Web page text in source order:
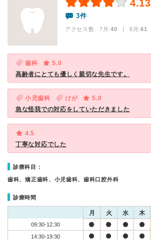
4.13
3件
アクセス数 7月:40 | 6月:61
歯科
5.0
高齢者にとても優しく親切な先生です。
小児歯科 けが
5.0
急な怪我での対応をしていただきました
4.5
丁寧な対応でした
診療科目：
歯科、矯正歯科、小児歯科、歯科口腔外科
診療時間
月 火 水 木
09:30-12:30
14:30-19:30